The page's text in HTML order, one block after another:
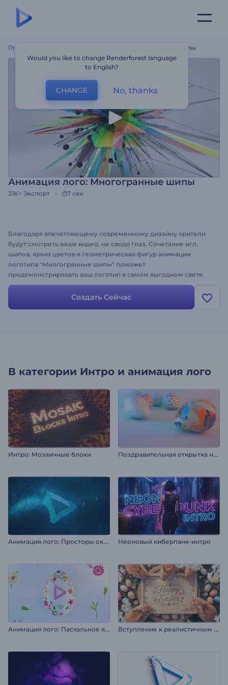
Главная Анимация Лого: Многогранные Шипы
Анимация лого: Многогранные шипы
31K+ Экспорт 7 сек
Благодаря впечатляющему современному дизайну зрители
будут смотреть ваше видео, не сводя глаз. Сочетание игл,
шипов, ярких цветов и геометрических фигур анимации
логотипа "Многогранные шипы" поможет
продемонстрировать ваш логотип в самом выгодном свете.
Шаблон подходит для оформления интро, конечных заставок
для YouTube-канала, заставок для мероприятий, фонового
видео и множества других проектов с абстрактным дизайном.
Создать Сейчас
В категории Интро и анимация лого
Интро: Мозаичные блоки П
оздравительная открытка на Пасху
А
нимация лого: Просторы океана Неоновый киберпанк-интро
А
нимация лого: Пасхальное яйцо с цветочками В
ступление к реалистичным пасхальным кроликам
Would you like to change Renderforest language
to English?
CHANGE No, thanks